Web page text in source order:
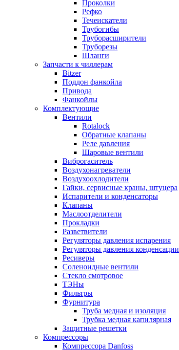
Проколки
Рефко
Течеискатели
Трубогибы
Труборасширители
Труборезы
Шланги
Запчасти к чиллерам
Bitzer
Поддон фанкойла
Привода
Фанкойлы
Комплектующие
Вентили
Rotalock
Обратные клапаны
Реле давления
Шаровые вентили
Виброгаситель
Воздухонагреватели
Воздухоохлодители
Гайки, сервисные краны, штуцера
Испарители и конденсаторы
Клапаны
Маслоотделители
Прокладки
Разветвители
Регуляторы давления испарения
Регуляторы давления конденсации
Ресиверы
Соленоидные вентили
Стекло смотровое
ТЭНы
Фильтры
Фурнитура
Труба медная и изоляция
Трубка медная капилярная
Защитные решетки
Компрессоры
Компрессора Danfoss